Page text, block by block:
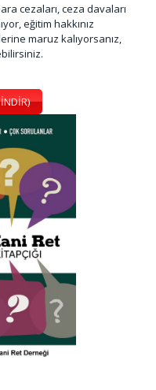
cezaları, ceza davaları
eğitim hakkınız
maruz kalıyorsanız,